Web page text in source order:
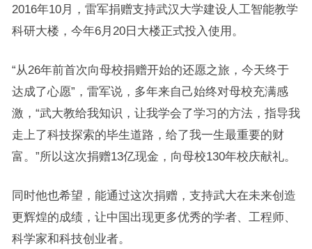
2016年10月，雷军捐赠支持武汉大学建设人工智能教学
科研大楼，今年6月20日大楼正式投入使用。
“从26年前首次向母校捐赠开始的还愿之旅，今天终于
达成了心愿”，雷军说，多年来自己始终对母校充满感
激，“武大教给我知识，让我学会了学习的方法，指导我
走上了科技探索的毕生道路，给了我一生最重要的财
富。”所以这次捐赠13亿现金，向母校130年校庆献礼。
同时他也希望，能通过这次捐赠，支持武大在未来创造
更辉煌的成绩，让中国出现更多优秀的学者、工程师、
科学家和科技创业者。